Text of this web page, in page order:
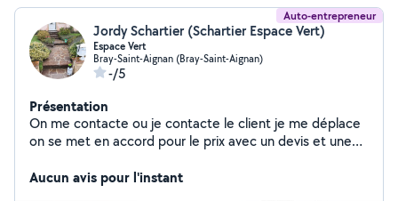
Auto-entrepreneur
Jordy Schartier (Schartier Espace Vert)
Espace Vert
Bray-Saint-Aignan (Bray-Saint-Aignan)
-/5
Présentation
On me contacte ou je contacte le client je me déplace
on se met en accord pour le prix avec un devis et une
Aucun avis pour l'instant